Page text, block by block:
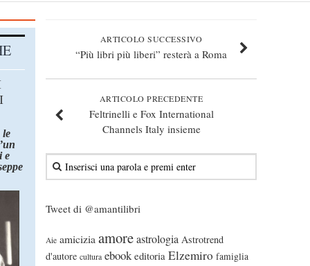
ARTICOLO SUCCESSIVO
“Più libri più liberi” resterà a Roma
ARTICOLO PRECEDENTE
Feltrinelli e Fox International
Channels Italy insieme
Tweet di @amantilibri
Aie amicizia amoreastrologia Astrotrend
d'autore cultura ebook editoria Elzemiro famiglia
le
e